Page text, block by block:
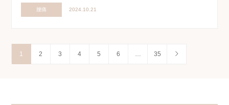
腰痛 2024.10.21
1 2 3 4 5 6 35